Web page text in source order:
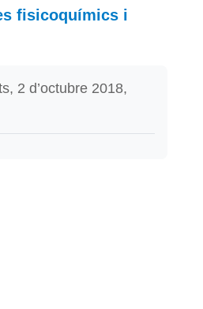
fisicoquímics i
2 d’octubre 2018,